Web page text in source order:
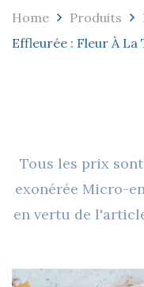
FAQ
REVENDEURS
Home Produits
Effleurée : Fleur À La
Tous les prix sont
exonérée Micro-
en vertu de